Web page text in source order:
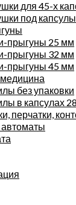
для 45-х
под
прыгуны 25 мм
прыгуны 32 мм
прыгуны 45 мм
без упаковки
в капсулах
перчатки,